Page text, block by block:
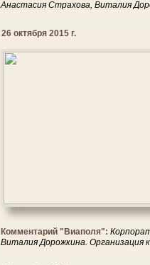
Анастасия Страхова, Виталия
26 октября 2015 г.
Комментарий "Виаполя":
Виталия Дорожкина. Организация